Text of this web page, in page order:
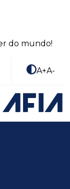
do mundo!
A+A-